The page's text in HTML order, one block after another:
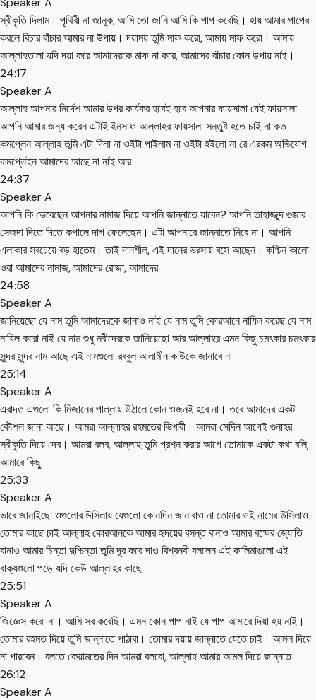
স্বীকৃতি দিলাম। পৃথিবী না জানুক, আমি তো জানি আমি কি পাপ করেছি। হায় আমার পাপের
করলে বিচার বাঁচার আমার না উপায়। দয়াময় তুমি মাফ করো, আমায় মাফ করো। আমায়
আল্লাহতালা যদি দয়া করে আমাদেরকে মাফ না করে, আমাদের বাঁচার কোন উপায় নাই।
24:17
Speaker A
আল্লাহ আপনার নির্দেশ আমার উপর কার্যকর হবেই হবে আপনার ফায়সালা যেই ফায়সালা
আপনি আমার জন্য করেন এটাই ইনসাফ আল্লাহর ফায়সালা সন্তুষ্ট হতে চাই না কত
কমপ্লেন আল্লাহ তুমি এটা দিলা না ওইটা পাইলাম না ওইটা হইলো না রে এরকম অভিযোগ
কমপ্লেইন আমাদের আছে না নাই আর
24:37
Speaker A
আপনি কি ভেবেছেন আপনার নামাজ দিয়ে আপনি জান্নাতে যাবেন? আপনি তাহাজ্জুদ গুজার
সেজদা দিতে দিতে কপালে দাগ ফেলেছেন। এটা আপনারে জান্নাতে নিবে না। আপনি
এলাকার সবচেয়ে বড় হাতেম। তাই দানশীল, এই দানের ভরসায় বসে আছেন। কশ্চিন কালো
ওরা আমাদের নামাজ, আমাদের রোজা, আমাদের
24:58
Speaker A
জানিয়েছো যে নাম তুমি আমাদেরকে জানাও নাই যে নাম তুমি কোরআনে নাযিল করেছ যে নাম
নাযিল করো নাই যে নাম শুধু নবীদেরকে জানিয়েছো আর আল্লাহর এমন কিছু চমৎকার চমৎকার
সুন্দর সুন্দর নাম আছে এই নামগুলো রব্বুল আলামীন কাউকে জানাবে না
25:14
Speaker A
এবাদত এগুলো কি মিজানের পাল্লায় উঠালে কোন ওজনই হবে না। তবে আমাদের একটা
কৌশল জানা আছে। আমরা আল্লাহর রহমতের ভিখারী। আমরা সেদিন আগেই গুনাহর
স্বীকৃতি দিয়ে দেব। আমরা বলব, আল্লাহ তুমি প্রশ্ন করার আগে তোমাকে একটা কথা বলি,
আমারে কিছু
25:33
Speaker A
ভাবে জানাইছো ওগুলোর উসিলায় যেগুলো কোনদিন জানাবাও না তোমার ওই নামের উসিলাও
তোমার কাছে চাই আল্লাহ কোরআনকে আমার হৃদয়ের বসন্ত বানাও আমার বক্ষের জ্যোতি
বানাও আমার চিন্তা দুশ্চিন্তা তুমি দূর করে দাও বিশ্বনবী বললেন এই কালিমাগুলো এই
বাক্যগুলো পড়ে যদি কেউ আল্লাহর কাছে
25:51
Speaker A
জিজ্ঞেস করো না। আমি সব করেছি। এমন কোন পাপ নাই যে পাপ আমারে দিয়া হয় নাই।
তোমার রহমত দিয়ে তুমি জান্নাতে পাঠাবা। তোমার দয়ায় জান্নাতে যেতে চাই। আমল দিয়ে
না পারবেন। বলতে কেয়ামতের দিন আমরা বলবো, আল্লাহ আমার আমল দিয়ে জান্নাত
26:12
Speaker A